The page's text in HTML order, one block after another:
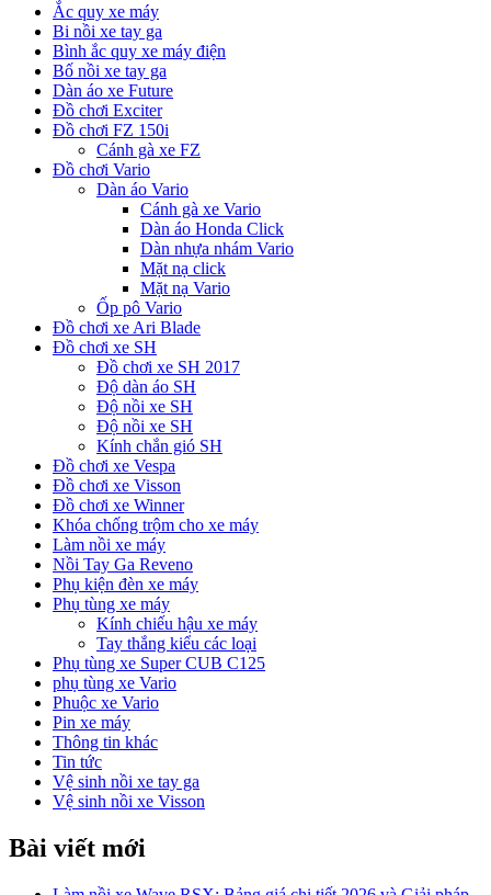
Ắc quy xe máy
Bi nồi xe tay ga
Bình ắc quy xe máy điện
Bố nồi xe tay ga
Dàn áo xe Future
Đồ chơi Exciter
Đồ chơi FZ 150i
Cánh gà xe FZ
Đồ chơi Vario
Dàn áo Vario
Cánh gà xe Vario
Dàn áo Honda Click
Dàn nhựa nhám Vario
Mặt nạ click
Mặt nạ Vario
Ốp pô Vario
Đồ chơi xe Ari Blade
Đồ chơi xe SH
Đồ chơi xe SH 2017
Độ dàn áo SH
Độ nồi xe SH
Độ nồi xe SH
Kính chắn gió SH
Đồ chơi xe Vespa
Đồ chơi xe Visson
Đồ chơi xe Winner
Khóa chống trộm cho xe máy
Làm nồi xe máy
Nồi Tay Ga Reveno
Phụ kiện đèn xe máy
Phụ tùng xe máy
Kính chiếu hậu xe máy
Tay thắng kiểu các loại
Phụ tùng xe Super CUB C125
phụ tùng xe Vario
Phuộc xe Vario
Pin xe máy
Thông tin khác
Tin tức
Vệ sinh nồi xe tay ga
Vệ sinh nồi xe Visson
Bài viết mới